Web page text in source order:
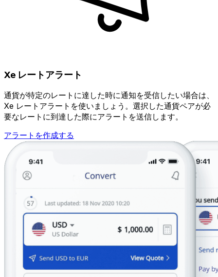
Xe レートアラート
通貨が特定のレートに達した時に通知を受信したい場合は、
Xe レートアラートを使いましょう。選択した通貨ペアが必
要なレートに到達した際にアラートを送信します。
アラートを作成する